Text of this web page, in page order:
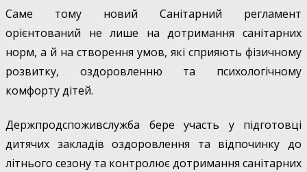
Саме тому новий Санітарний регламент
орієнтований не лише на дотримання санітарних
норм, а й на створення умов, які сприяють фізичному
розвитку, оздоровленню та психологічному
комфорту дітей.
Держпродспоживслужба бере участь у підготовці
дитячих закладів оздоровлення та відпочинку до
літнього сезону та контролює дотримання санітарних